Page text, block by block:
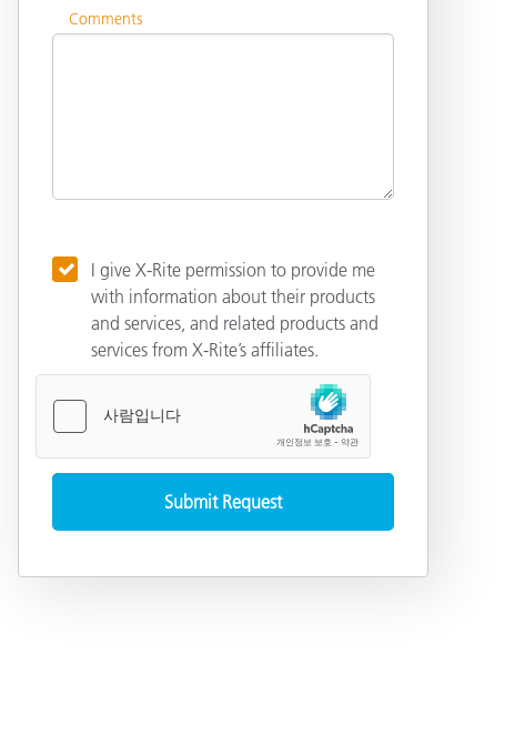
Comments
I give X-Rite permission to provide me
with information about their products
and services, and related products and
services from X-Rite’s affiliates.